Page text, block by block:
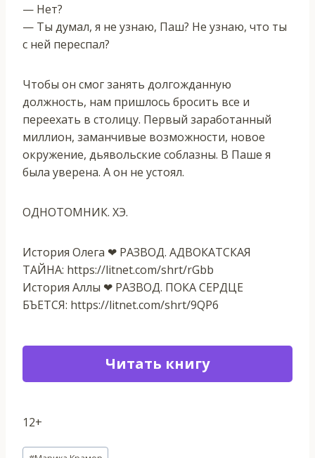
— Нет?
— Ты думал, я не узнаю, Паш? Не узнаю, что ты
с ней переспал?
Чтобы он смог занять долгожданную
должность, нам пришлось бросить все и
переехать в столицу. Первый заработанный
миллион, заманчивые возможности, новое
окружение, дьявольские соблазны. В Паше я
была уверена. А он не устоял.
ОДНОТОМНИК. ХЭ.
История Олега ❤ РАЗВОД. АДВОКАТСКАЯ
ТАЙНА: https://litnet.com/shrt/rGbb
История Аллы ❤ РАЗВОД. ПОКА СЕРДЦЕ
БЪЕТСЯ: https://litnet.com/shrt/9QP6
Читать книгу
12+
Метки